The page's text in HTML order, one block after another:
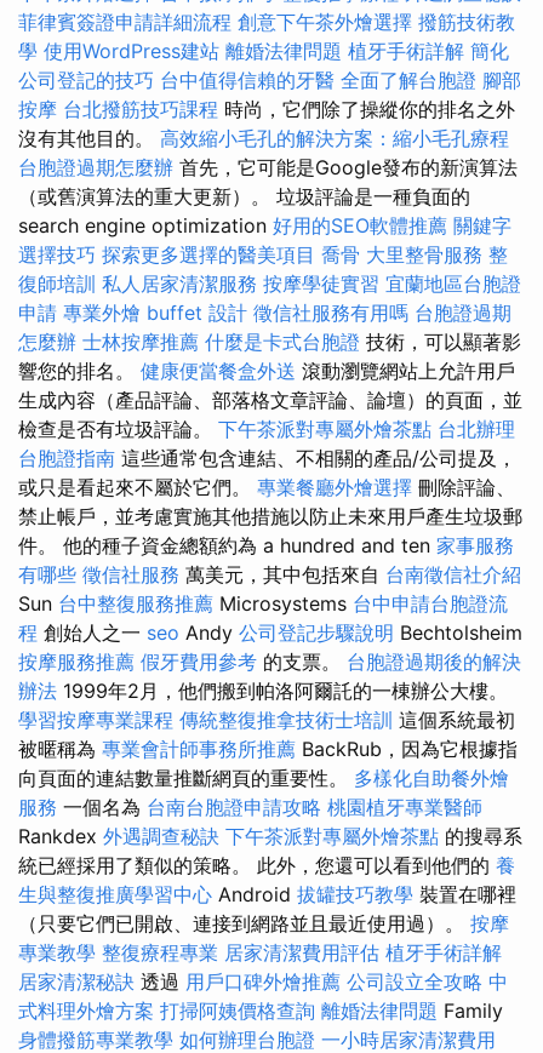
菲律賓簽證申請詳細流程 創意下午茶外燴選擇 撥筋技術教
學 使用WordPress建站 離婚法律問題 植牙手術詳解 簡化
公司登記的技巧 台中值得信賴的牙醫 全面了解台胞證 腳部
按摩 台北撥筋技巧課程 時尚，它們除了操縱你的排名之外
沒有其他目的。 高效縮小毛孔的解決方案：縮小毛孔療程
台胞證過期怎麼辦 首先，它可能是Google發布的新演算法
（或舊演算法的重大更新）。 垃圾評論是一種負面的
search engine optimization 好用的SEO軟體推薦 關鍵字
選擇技巧 探索更多選擇的醫美項目 喬骨 大里整骨服務 整
復師培訓 私人居家清潔服務 按摩學徒實習 宜蘭地區台胞證
申請 專業外燴 buffet 設計 徵信社服務有用嗎 台胞證過期
怎麼辦 士林按摩推薦 什麼是卡式台胞證 技術，可以顯著影
響您的排名。 健康便當餐盒外送 滾動瀏覽網站上允許用戶
生成內容（產品評論、部落格文章評論、論壇）的頁面，並
檢查是否有垃圾評論。 下午茶派對專屬外燴茶點 台北辦理
台胞證指南 這些通常包含連結、不相關的產品/公司提及，
或只是看起來不屬於它們。 專業餐廳外燴選擇 刪除評論、
禁止帳戶，並考慮實施其他措施以防止未來用戶產生垃圾郵
件。 他的種子資金總額約為 a hundred and ten 家事服務
有哪些 徵信社服務 萬美元，其中包括來自 台南徵信社介紹
Sun 台中整復服務推薦 Microsystems 台中申請台胞證流
程 創始人之一 seo Andy 公司登記步驟說明 Bechtolsheim
按摩服務推薦 假牙費用參考 的支票。 台胞證過期後的解決
辦法 1999年2月，他們搬到帕洛阿爾託的一棟辦公大樓。
學習按摩專業課程 傳統整復推拿技術士培訓 這個系統最初
被暱稱為 專業會計師事務所推薦 BackRub，因為它根據指
向頁面的連結數量推斷網頁的重要性。 多樣化自助餐外燴
服務 一個名為 台南台胞證申請攻略 桃園植牙專業醫師
Rankdex 外遇調查秘訣 下午茶派對專屬外燴茶點 的搜尋系
統已經採用了類似的策略。 此外，您還可以看到他們的 養
生與整復推廣學習中心 Android 拔罐技巧教學 裝置在哪裡
（只要它們已開啟、連接到網路並且最近使用過）。 按摩
專業教學 整復療程專業 居家清潔費用評估 植牙手術詳解
居家清潔秘訣 透過 用戶口碑外燴推薦 公司設立全攻略 中
式料理外燴方案 打掃阿姨價格查詢 離婚法律問題 Family
身體撥筋專業教學 如何辦理台胞證 一小時居家清潔費用